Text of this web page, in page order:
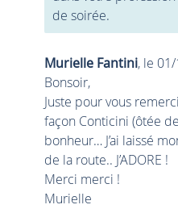
de soirée.
Murielle Fantini, le
Bonsoir,
Juste pour vous
façon Conticini (ôtée
bonheur… J’ai laissé
de la route.. J’ADORE !
Merci merci !
Murielle